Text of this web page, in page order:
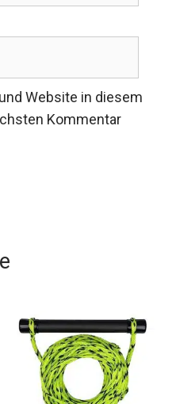
Website in diesem
Kommentar